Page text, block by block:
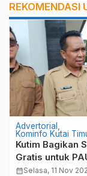
REKOMENDASI
Advertorial
Kominfo Kutai
Kutim Bagikan
Gratis untuk
hingga SMP,
calendar_monthSelasa, 11 Nov